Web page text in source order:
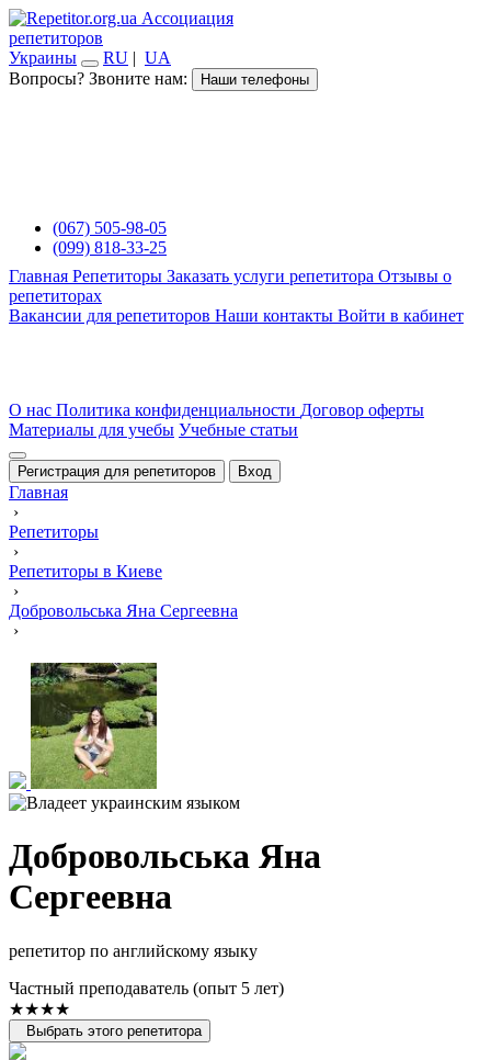
Ассоциация
репетиторов
Украины
RU | UA
Вопросы? Звоните нам:
Наши телефоны
(067) 505-98-05
(099) 818-33-25
Главная Репетиторы Заказать услуги репетитора Отзывы о
репетиторах
Вакансии для репетиторов Наши контакты Войти в кабинет
О нас Политика конфиденциальности Договор оферты
Материалы для учебы Учебные статьи
Регистрация для репетиторов Вход
Главная
›
Репетиторы
›
Репетиторы в Киеве
›
Добровольська Яна Cергеевна
›
Добровольська Яна
Cергеевна
репетитор по английскому языку
Частный преподаватель (опыт 5 лет)
★★★★
Выбрать этого репетитора